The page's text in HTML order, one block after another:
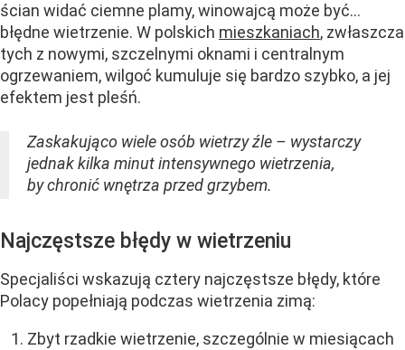
ścian widać ciemne plamy, winowajcą może być…
błędne wietrzenie. W polskich mieszkaniach, zwłaszcza
tych z nowymi, szczelnymi oknami i centralnym
ogrzewaniem, wilgoć kumuluje się bardzo szybko, a jej
efektem jest pleśń.
Zaskakująco wiele osób wietrzy źle – wystarczy
jednak kilka minut intensywnego wietrzenia,
by chronić wnętrza przed grzybem.
Najczęstsze błędy w wietrzeniu
Specjaliści wskazują cztery najczęstsze błędy, które
Polacy popełniają podczas wietrzenia zimą:
Zbyt rzadkie wietrzenie, szczególnie w miesiącach